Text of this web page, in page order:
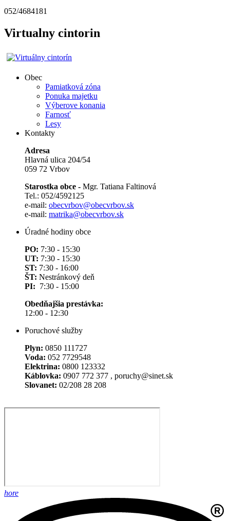
052/4684181
Virtualny cintorin
Obec
Pamiatková zóna
Ponuka majetku
Výberove konania
Farnosť
Lesy
Kontakty
Adresa
Hlavná ulica 204/54
059 72 Vrbov
Starostka obce - Mgr. Tatiana Faltinová
Tel.: 052/4592125
e-mail: obecvrbov@obecvrbov.sk
e-mail: matrika@obecvrbov.sk
Úradné hodiny obce
PO: 7:30 - 15:30
UT: 7:30 - 15:30
ST: 7:30 - 16:00
ŠT: Nestránkový deň
PI: 7:30 - 15:00
Obedňajšia prestávka:
12:00 - 12:30
Poruchové služby
Plyn: 0850 111727
Voda: 052 7729548
Elektrina: 0800 123332
Káblovka: 0907 772 377 , poruchy@sinet.sk
Slovanet: 02/208 28 208
hore